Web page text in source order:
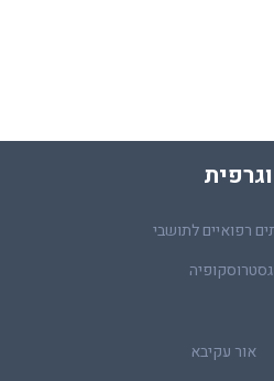
רפואיים לתושבי
אור עקיבא